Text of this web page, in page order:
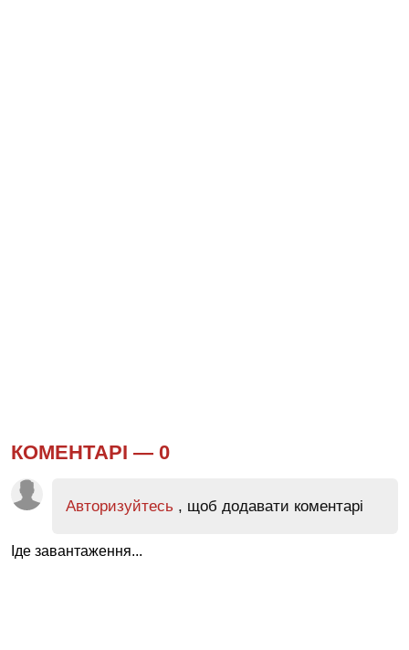
КОМЕНТАРІ — 0
Авторизуйтесь , щоб додавати коментарі
Іде завантаження...